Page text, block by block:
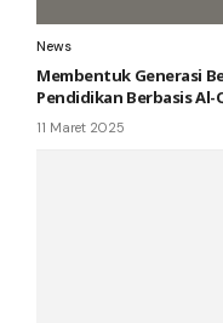
News
Membentuk Generasi
Pendidikan Berbasis Al-
11 Maret 2025